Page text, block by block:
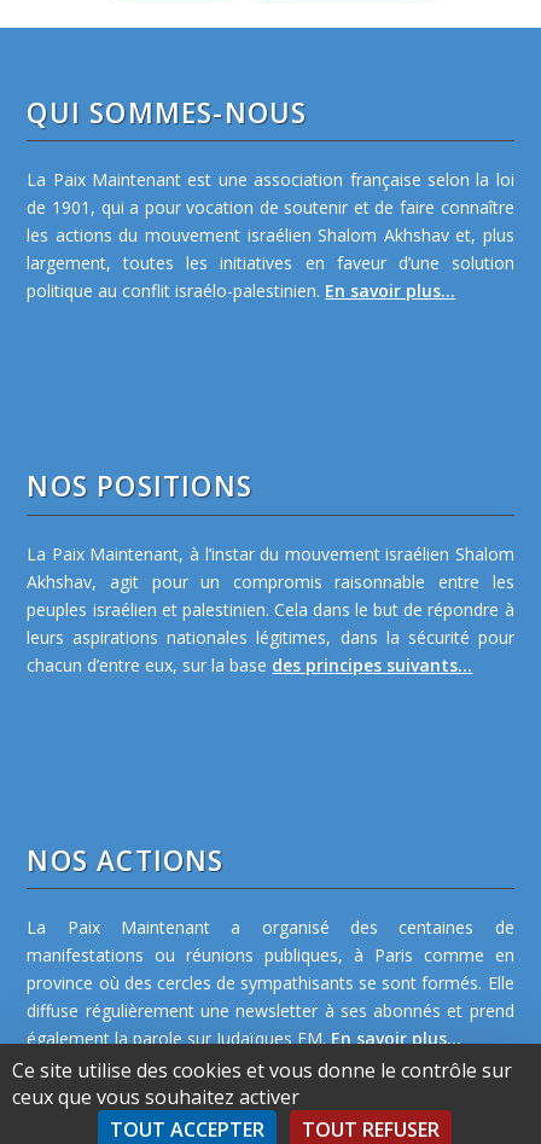
QUI SOMMES-NOUS
La Paix Maintenant est une association française selon la loi
de 1901, qui a pour vocation de soutenir et de faire connaître
les actions du mouvement israélien Shalom Akhshav et, plus
largement, toutes les initiatives en faveur d’une solution
politique au conflit israélo-palestinien. En savoir plus...
NOS POSITIONS
La Paix Maintenant, à l’instar du mouvement israélien Shalom
Akhshav, agit pour un compromis raisonnable entre les
peuples israélien et palestinien. Cela dans le but de répondre à
leurs aspirations nationales légitimes, dans la sécurité pour
chacun d’entre eux, sur la base des principes suivants...
NOS ACTIONS
La Paix Maintenant a organisé des centaines de
manifestations ou réunions publiques, à Paris comme en
province où des cercles de sympathisants se sont formés. Elle
diffuse régulièrement une newsletter à ses abonnés et prend
également la parole sur Judaïques FM.En savoir plus...
Ce site utilise des cookies et vous donne le contrôle sur
ceux que vous souhaitez activer
TOUT ACCEPTER
TOUT REFUSER